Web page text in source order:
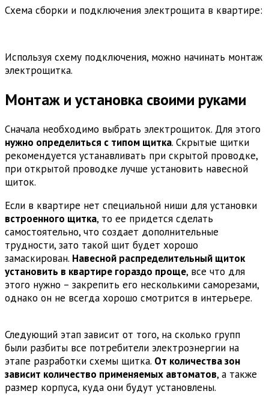
Схема сборки и подключения электрощита в квартире:
Используя схему подключения, можно начинать монтаж
электрощитка.
Монтаж и установка своими руками
Сначала необходимо выбрать электрощиток. Для этого
нужно определиться с типом щитка. Скрытые щитки
рекомендуется устанавливать при скрытой проводке,
при открытой проводке лучше установить навесной
щиток.
Если в квартире нет специальной ниши для установки
встроенного щитка, то ее придется сделать
самостоятельно, что создает дополнительные
трудности, зато такой щит будет хорошо
замаскирован. Навесной распределительный щиток
установить в квартире гораздо проще, все что для
этого нужно – закрепить его несколькими саморезами,
однако он не всегда хорошо смотрится в интерьере.
Следующий этап зависит от того, на сколько групп
были разбиты все потребители электроэнергии на
этапе разработки схемы щитка. От количества зон
зависит количество применяемых автоматов, а также
размер корпуса, куда они будут установлены.